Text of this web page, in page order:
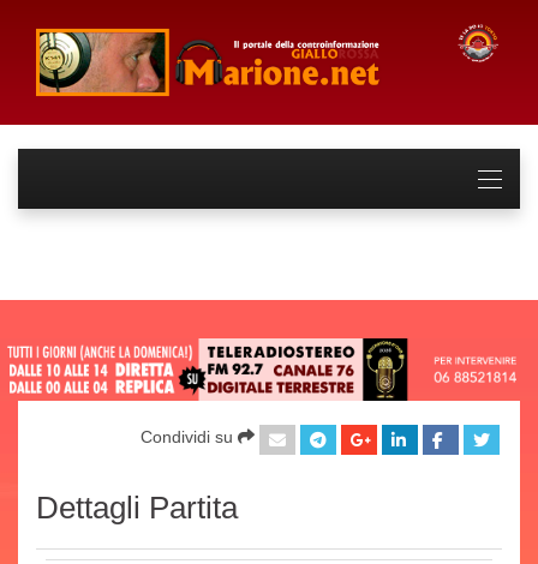
Condividi su
Dettagli Partita